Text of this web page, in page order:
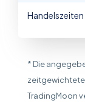
Handelszeiten
* Die
TradingMoon